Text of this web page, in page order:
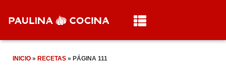
INICIO » RECETAS » PÁGINA 111